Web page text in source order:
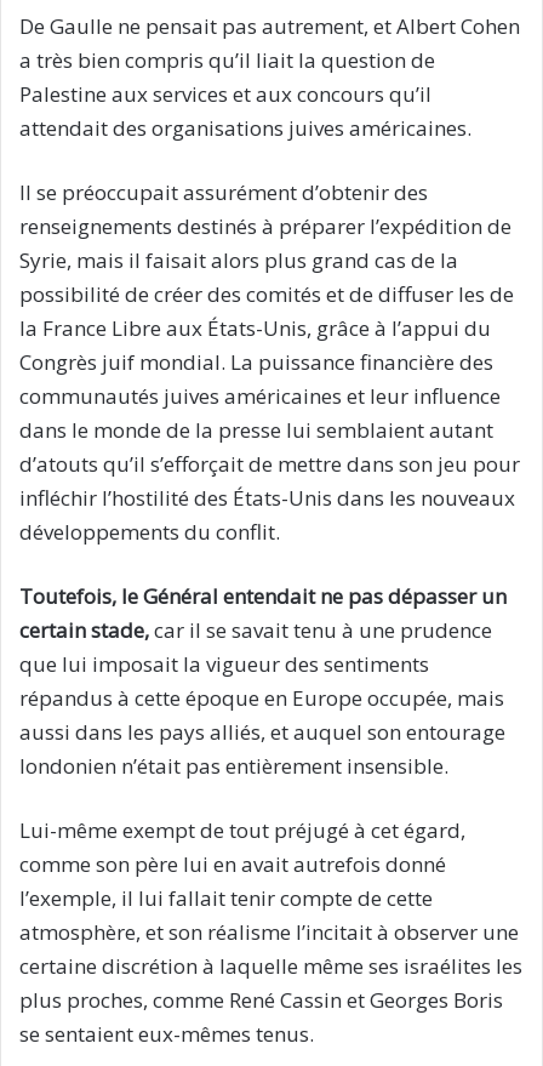
De Gaulle ne pensait pas autrement, et Albert Cohen
a très bien compris qu’il liait la question de
Palestine aux services et aux concours qu’il
attendait des organisations juives américaines.
Il se préoccupait assurément d’obtenir des
renseignements destinés à préparer l’expédition de
Syrie, mais il faisait alors plus grand cas de la
possibilité de créer des comités et de diffuser les de
la France Libre aux États-Unis, grâce à l’appui du
Congrès juif mondial. La puissance financière des
communautés juives américaines et leur influence
dans le monde de la presse lui semblaient autant
d’atouts qu’il s’efforçait de mettre dans son jeu pour
infléchir l’hostilité des États-Unis dans les nouveaux
développements du conflit.
Toutefois, le Général entendait ne pas dépasser un
certain stade,car il se savait tenu à une prudence
que lui imposait la vigueur des sentiments
répandus à cette époque en Europe occupée, mais
aussi dans les pays alliés, et auquel son entourage
londonien n’était pas entièrement insensible.
Lui-même exempt de tout préjugé à cet égard,
comme son père lui en avait autrefois donné
l’exemple, il lui fallait tenir compte de cette
atmosphère, et son réalisme l’incitait à observer une
certaine discrétion à laquelle même ses israélites les
plus proches, comme René Cassin et Georges Boris
se sentaient eux-mêmes tenus.